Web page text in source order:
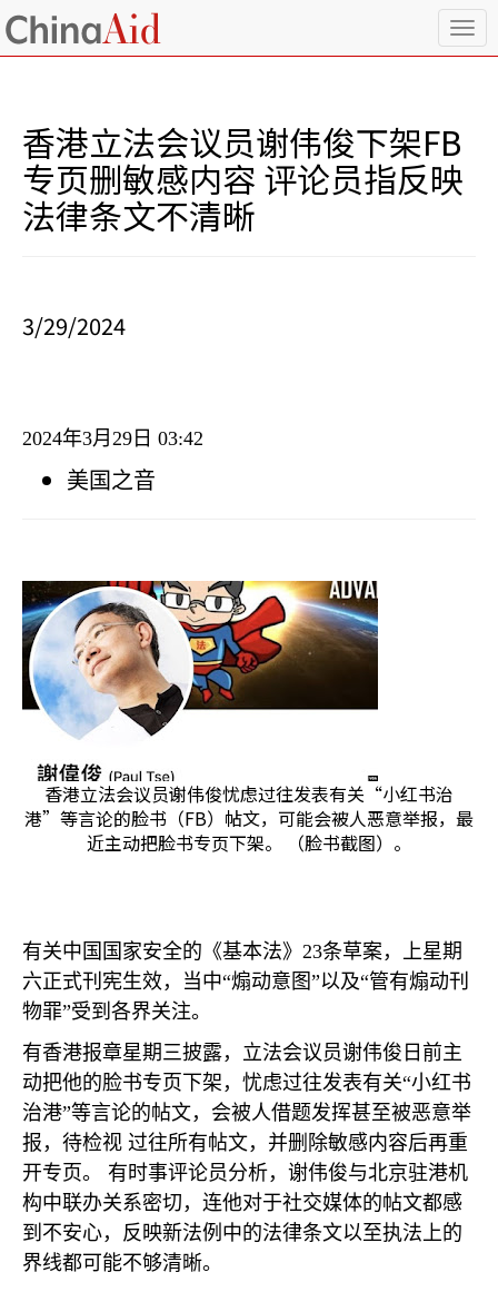
T
o
a
香港立法会议员谢伟俊下架FB
专页删敏感内容 评论员指反映
法律条文不清晰
3/29/2024
2024年3月 29 日 03:42
美国之音
香港立法会议员谢伟俊忧虑过往发表有关“小红书治
港”等言论的脸书（FB）帖文，可能会被人恶意举报，最
近主动把脸书专页下架。 （脸书截图）。
有关中国国家安全的《基本法》 23条草案，上星期
六正式刊宪生效，当中“煽动意图”以及“管有煽动刊
物罪”受到各界关注。
有香港报章星期三披露，立法会议员谢伟俊日前主
动把他的脸书专页下架，忧虑过往发表有关“小红书
治港”等言论的帖文，会被人借题发挥甚至被恶意举
报，待检视 过往所有帖文，并删除敏感内容后再重
开专页。 有时事评论员分析，谢伟俊与北京驻港机
构中联办关系密切，连他对于社交媒体的帖文都感
到不安心，反映新法例中的法律条文以至执法上的
界线都可能不够清晰。